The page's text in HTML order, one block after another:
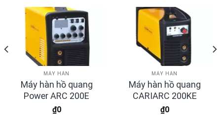
MÁY HÀN
Máy hàn hồ quang
Power ARC 200E
₫0
MÁY HÀN
Máy hàn hồ quang
CARIARC 200KE
₫0